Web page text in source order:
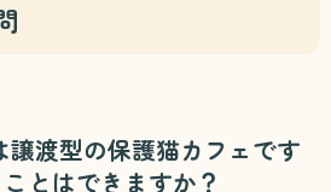
譲渡型の保護猫カフェです
とはできますか？